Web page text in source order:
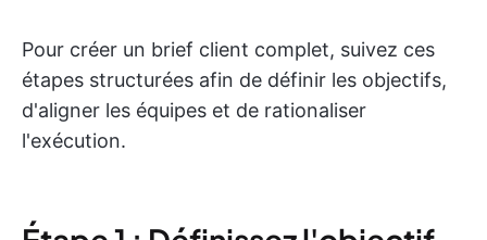
Pour créer un brief client complet, suivez ces
étapes structurées afin de définir les objectifs,
d'aligner les équipes et de rationaliser
l'exécution.